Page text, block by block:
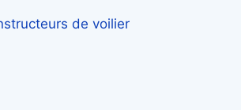
de voilier